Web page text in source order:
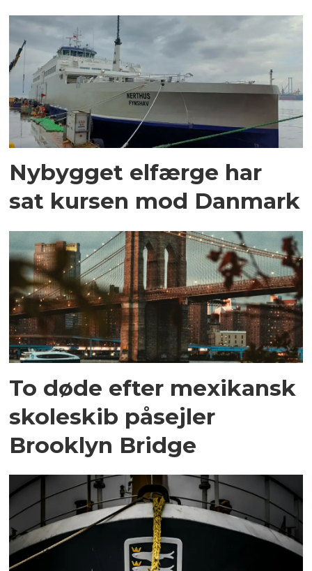
Nybygget elfærge har
sat kursen mod Danmark
To døde efter mexikansk
skoleskib påsejler
Brooklyn Bridge